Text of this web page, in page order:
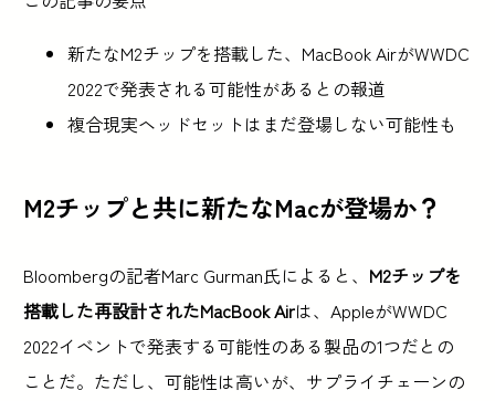
新たなM2チップを搭載した、MacBook AirがWWDC
2022で発表される可能性があるとの報道
複合現実ヘッドセットはまだ登場しない可能性も
M2チップと共に新たなMacが登場か？
Bloombergの記者Marc Gurman氏によると、 M2チップを
搭載した再設計されたMacBook Airは、AppleがWWDC
2022イベントで発表する可能性のある製品の1つだとの
ことだ。ただし、可能性は高いが、サプライチェーンの